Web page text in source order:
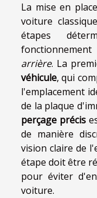
La mise en
voiture
étapes
arrière. La
véhicule, qui
l'emplacement
de la plaque
perçage précis
de manière
vision claire de
étape doit être
pour éviter
voiture.